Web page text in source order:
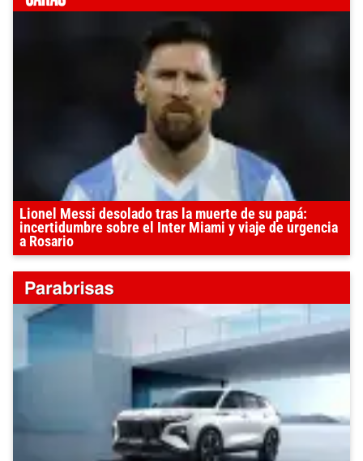
Lionel Messi desolado tras la muerte de su papá:
incertidumbre sobre el Inter Miami y viaje de urgencia
a Rosario